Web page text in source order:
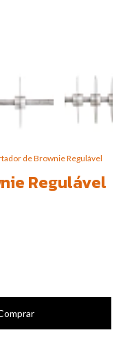
de Brownie Regulável
Regulável